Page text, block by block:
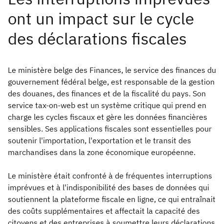
Le ministère belge des Finances, le service des finances du
gouvernement fédéral belge, est responsable de la gestion
des douanes, des finances et de la fiscalité du pays. Son
service tax-on-web est un système critique qui prend en
charge les cycles fiscaux et gère les données financières
sensibles. Ses applications fiscales sont essentielles pour
soutenir l'importation, l'exportation et le transit des
marchandises dans la zone économique européenne.
Le ministère était confronté à de fréquentes interruptions
imprévues et à l'indisponibilité des bases de données qui
soutiennent la plateforme fiscale en ligne, ce qui entraînait
des coûts supplémentaires et affectait la capacité des